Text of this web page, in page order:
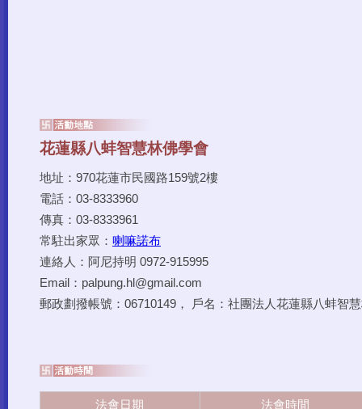
地址：970花蓮市民國路159號2樓
電話：03-8333960
傳真：03-8333961
常駐出家眾： 喇嘛諾布
連絡人：阿尼持明 0972-915995
Email：palpung.hl@gmail.com
郵政劃撥帳號：06710149， 戶名：社團法人花蓮縣八蚌智
法會日期 法會時間